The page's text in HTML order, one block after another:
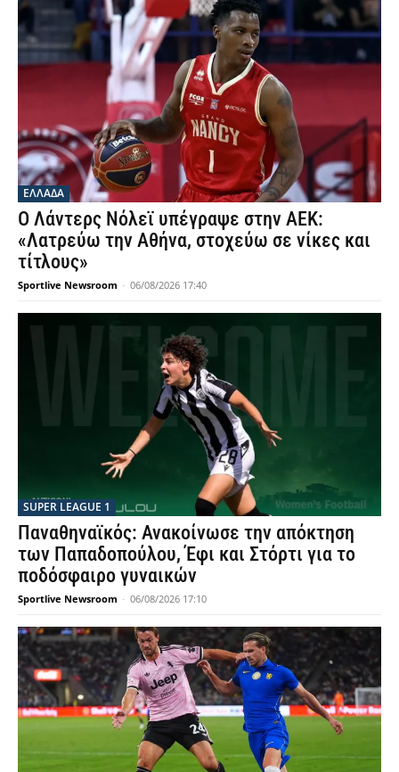
ΕΛΛΑΔΑ
Ο Λάντερς Νόλεϊ υπέγραψε στην ΑΕΚ:
«Λατρεύω την Αθήνα, στοχεύω σε νίκες και
τίτλους»
Sportlive Newsroom - 06/08/2026 17:40
SUPER LEAGUE 1
Παναθηναϊκός: Ανακοίνωσε την απόκτηση
των Παπαδοπούλου, Έφι και Στόρτι για το
ποδόσφαιρο γυναικών
Sportlive Newsroom - 06/08/2026 17:10